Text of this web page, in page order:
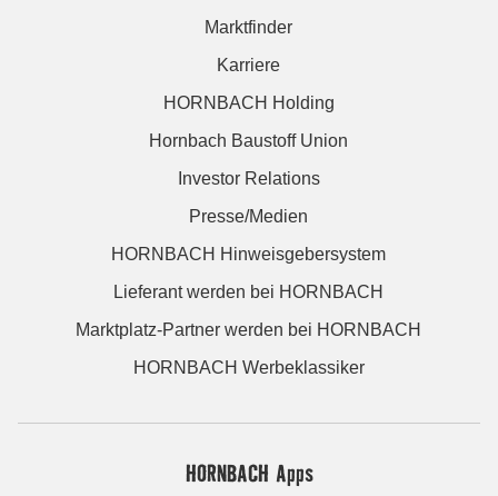
Marktfinder
Karriere
HORNBACH Holding
Hornbach Baustoff Union
Investor Relations
Presse/Medien
HORNBACH Hinweisgebersystem
Lieferant werden bei HORNBACH
Marktplatz-Partner werden bei HORNBACH
HORNBACH Werbeklassiker
HORNBACH Apps